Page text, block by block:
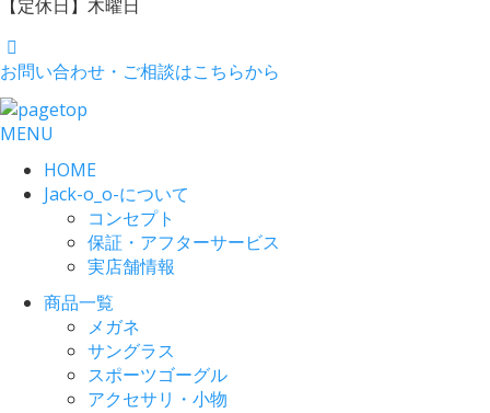
【定休日】木曜日
お問い合わせ・ご相談はこちらから
MENU
HOME
Jack-o_o-について
コンセプト
保証・アフターサービス
実店舗情報
商品一覧
メガネ
サングラス
スポーツゴーグル
アクセサリ・小物